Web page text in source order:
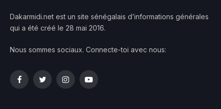
Dakarmidi.net est un site sénégalais d’informations générales
qui a été créé le 28 mai 2016.
Nous sommes sociaux. Connecte-toi avec nous:
FacebookTwitterInstagramYouTube